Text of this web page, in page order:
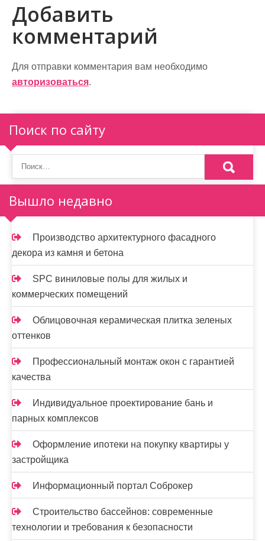
Добавить
комментарий
Для отправки комментария вам необходимо
авторизоваться.
Поиск по сайту
Вышло недавно
Производство архитектурного фасадного
декора из камня и бетона
SPC виниловые полы для жилых и
коммерческих помещений
Облицовочная керамическая плитка зеленых
оттенков
Профессиональный монтаж окон с гарантией
качества
Индивидуальное проектирование бань и
парных комплексов
Оформление ипотеки на покупку квартиры у
застройщика
Информационный портал Соброкер
Строительство бассейнов: современные
технологии и требования к безопасности